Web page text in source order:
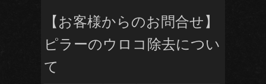
【お客様からのお問合せ】
ピラーのウロコ除去につい
て